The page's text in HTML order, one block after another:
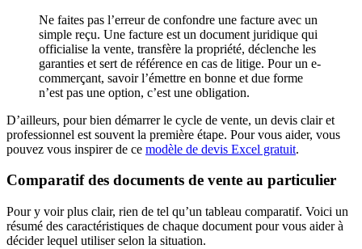
Ne faites pas l’erreur de confondre une facture avec un
simple reçu. Une facture est un document juridique qui
officialise la vente, transfère la propriété, déclenche les
garanties et sert de référence en cas de litige. Pour un e-
commerçant, savoir l’émettre en bonne et due forme
n’est pas une option, c’est une obligation.
D’ailleurs, pour bien démarrer le cycle de vente, un devis clair et
professionnel est souvent la première étape. Pour vous aider, vous
pouvez vous inspirer de ce modèle de devis Excel gratuit.
Comparatif des documents de vente au particulier
Pour y voir plus clair, rien de tel qu’un tableau comparatif. Voici un
résumé des caractéristiques de chaque document pour vous aider à
décider lequel utiliser selon la situation.